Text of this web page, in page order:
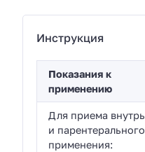
Инструкция
Показания к
применению
Для приема внутрь
и парентерального
применения: